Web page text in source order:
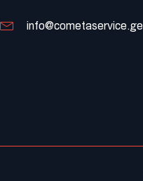
info@cometaservice.ge